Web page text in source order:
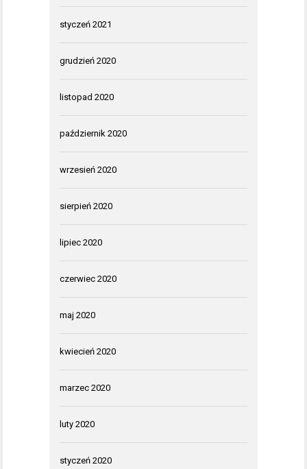
styczeń 2021
grudzień 2020
listopad 2020
październik 2020
wrzesień 2020
sierpień 2020
lipiec 2020
czerwiec 2020
maj 2020
kwiecień 2020
marzec 2020
luty 2020
styczeń 2020